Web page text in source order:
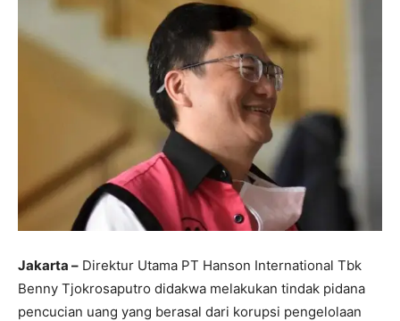
Jakarta – Direktur Utama PT Hanson International Tbk
Benny Tjokrosaputro didakwa melakukan tindak pidana
pencucian uang yang berasal dari korupsi pengelolaan